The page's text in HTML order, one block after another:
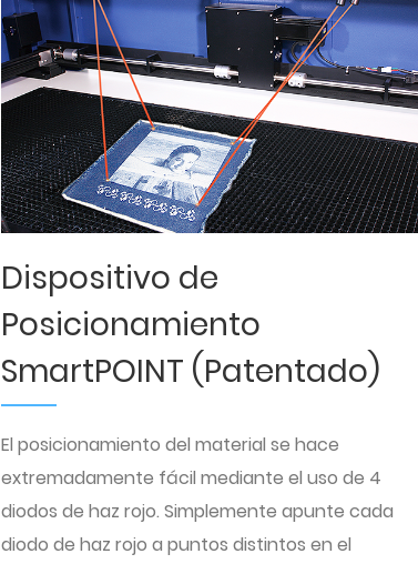
Dispositivo de
Posicionamiento
SmartPOINT (Patentado)
El posicionamiento del material se hace
extremadamente fácil mediante el uso de 4
diodos de haz rojo. Simplemente apunte cada
diodo de haz rojo a puntos distintos en el